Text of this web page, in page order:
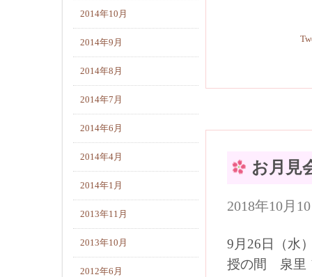
お月見
2018年10月
9月26日（水
授の間 泉里
2014年10月
2014年9月
2014年8月
2014年7月
2014年6月
2014年4月
2014年1月
2013年11月
2013年10月
2012年6月